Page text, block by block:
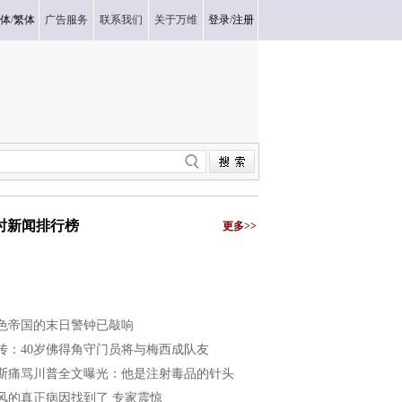
/繁体 广告服务 联系我们 关于万维 登录/注册
新闻排行榜 更多>>
帝国的末日警钟已敲响
：40岁佛得角守门员将与梅西成队友
痛骂川普全文曝光：他是注射毒品的针头
的真正病因找到了 专家震惊